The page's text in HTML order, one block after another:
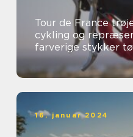
Tour de France
cykling og
farverige stykker
16. januar 2024